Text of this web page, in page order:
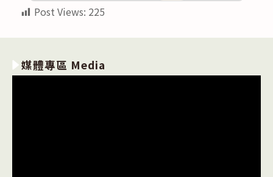
Post Views: 225
媒體專區 Media